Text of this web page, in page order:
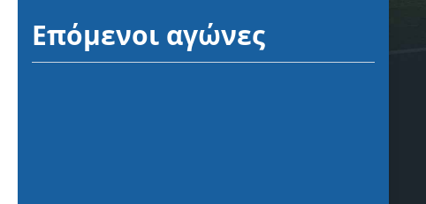
Επόμενοι αγώνες